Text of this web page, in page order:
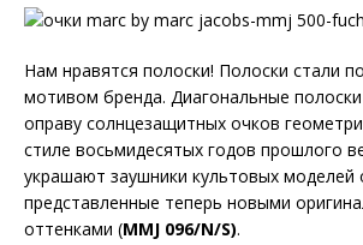
Нам нравятся полоски! Полоски стали
мотивом бренда. Диагональные
оправу солнцезащитных очков
стиле восьмидесятых годов прошлого
украшают заушники культовых моделей
представленные теперь новыми
оттенками (MMJ 096/N/S).